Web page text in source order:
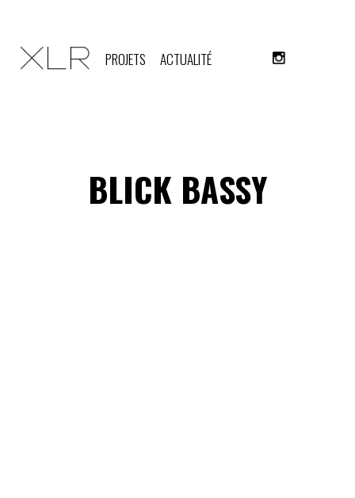
PROJETS ACTUALITÉ
BLICK BASSY